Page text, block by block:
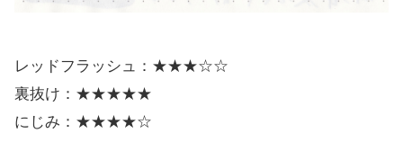
レッドフラッシュ：★★★☆☆
裏抜け：★★★★★
にじみ：★★★★☆